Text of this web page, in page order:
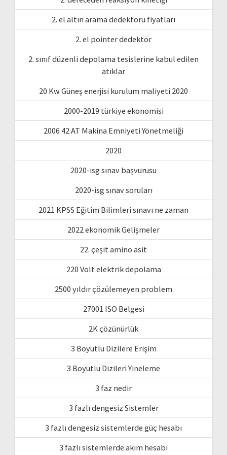
2. el altın arama dedektörü fiyatları
2. el pointer dedektör
2. sınıf düzenli depolama tesislerine kabul edilen
atıklar
20 Kw Güneş enerjisi kurulum maliyeti 2020
2000-2019 türkiye ekonomisi
2006 42 AT Makina Emniyeti Yönetmeliği
2020
2020-isg sınav başvurusu
2020-isg sınav soruları
2021 KPSS Eğitim Bilimleri sınavı ne zaman
2022 ekonomik Gelişmeler
22. çeşit amino asit
220 Volt elektrik depolama
2500 yıldır çözülemeyen problem
27001 ISO Belgesi
2K çözünürlük
3 Boyutlu Dizilere Erişim
3 Boyutlu Dizileri Yineleme
3 faz nedir
3 fazlı dengesiz Sistemler
3 fazlı dengesiz sistemlerde güç hesabı
3 fazlı sistemlerde akım hesabı